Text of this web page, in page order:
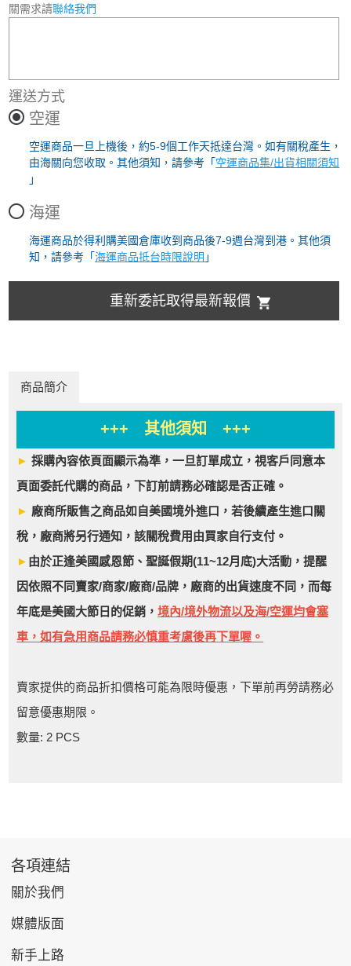
關需求請聯絡我們
運送方式
空運
空運商品一旦上機後，約5-9個工作天抵達台灣。如有關稅產生，
由海關向您收取。其他須知，請參考「 空運商品集/出貨相關須知
」
海運
海運商品於得利購美國倉庫收到商品後7-9週台灣到港。其他須
知，請參考「海運商品抵台時限說明 」
重新委託取得最新報價
商品簡介
+++ 其他須知 +++
►採購內容依頁面顯示為準，一旦訂單成立，視客戶同意本
頁面委託代購的商品，下訂前請務必確認是否正確。
► 廠商所販售之商品如自美國境外進口，若後續產生進口關
稅，廠商將另行通知，該關稅費用由買家自行支付。
► 由於正逢美國感恩節、聖誕假期(11~12月底)大活動，提醒
因依照不同賣家/商家/廠商/品牌，廠商的出貨速度不同，而每
年底是美國大節日的促銷，境內/境外物流以及海/空運均會塞
車，如有急用商品請務必慎重考慮後再下單喔。
賣家提供的商品折扣價格可能為限時優惠，下單前再勞請務必
留意優惠期限。
數量: 2 PCS
各項連結
關於我們
媒體版面
新手上路